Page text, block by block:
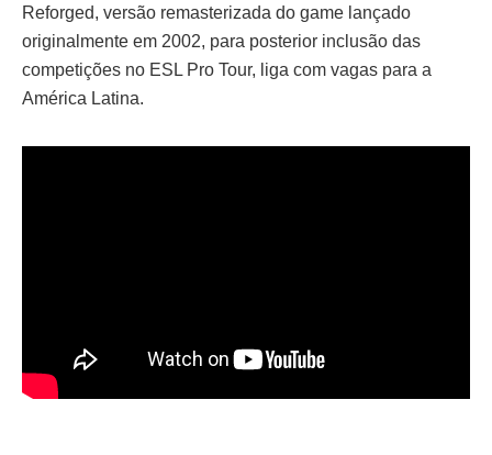
Reforged, versão remasterizada do game lançado
originalmente em 2002, para posterior inclusão das
competições no ESL Pro Tour, liga com vagas para a
América Latina.